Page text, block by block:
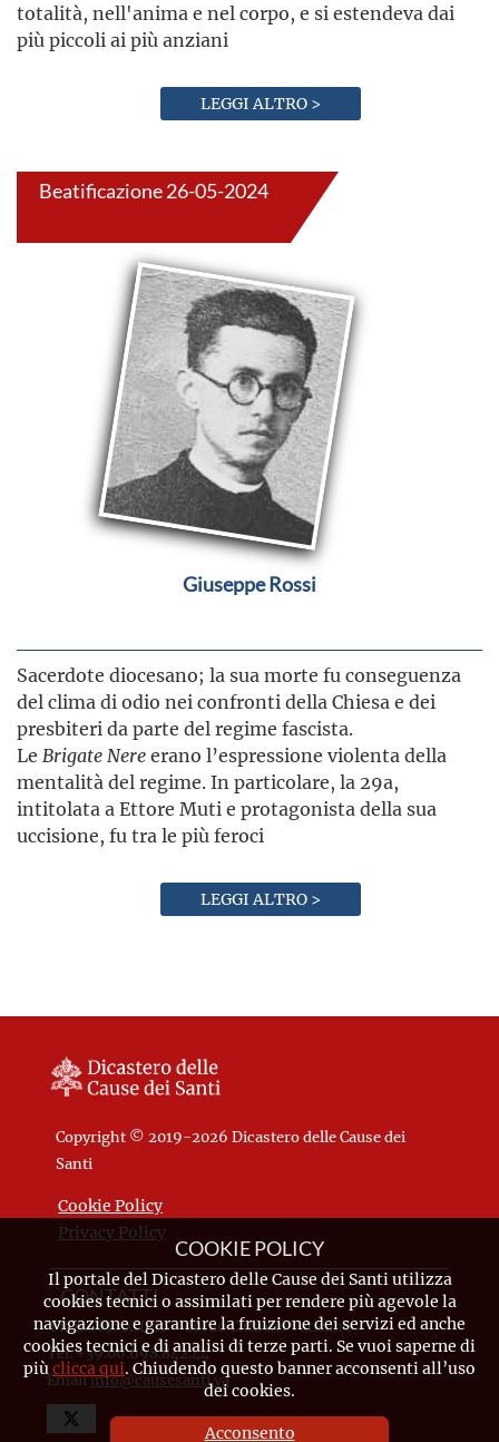
totalità, nell'anima e nel corpo, e si estendeva dai
più piccoli ai più anziani
LEGGI ALTRO >
Beatificazione 26-05-2024
Giuseppe Rossi
Sacerdote diocesano; la sua morte fu conseguenza
del clima di odio nei confronti della Chiesa e dei
presbiteri da parte del regime fascista.
Le BrigateNereerano l’espressione violenta della
mentalità del regime. In particolare, la 29a,
intitolata a Ettore Muti e protagonista della sua
uccisione, fu tra le più feroci
LEGGI ALTRO >
Copyright © 2019-2026 Dicastero delle Cause dei
Santi
Cookie Policy
Privacy Policy
CONTATTI
Piazza Pio XII, 10 - 00120 Città del Vaticano
Tel. +39.06.698.842.44
Emailinfo@causesanti.va
COOKIE POLICY
Il portale del Dicastero delle Cause dei Santi utilizza
cookies tecnici o assimilati per rendere più agevole la
navigazione e garantire la fruizione dei servizi ed anche
cookies tecnici e di analisi di terze parti. Se vuoi saperne di
piùclicca qui. Chiudendo questo banner acconsenti all’uso
dei cookies.
Acconsento